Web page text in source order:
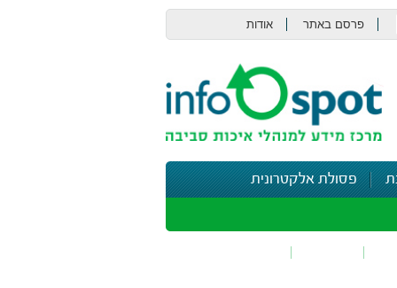
פרסם באתר אודות
פסולת אלקטרונית